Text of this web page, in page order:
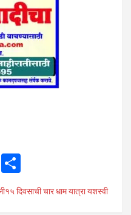
E
h
ar
दिवसाची चार धाम यात्रा यशस्वी